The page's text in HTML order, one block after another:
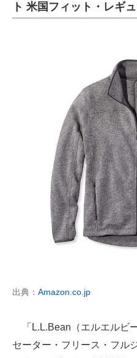
ト 米国フィット・レギ
出典： Amazon.co.jp
「L.L.Bean（エルエルビ
セーター・フリース・フル